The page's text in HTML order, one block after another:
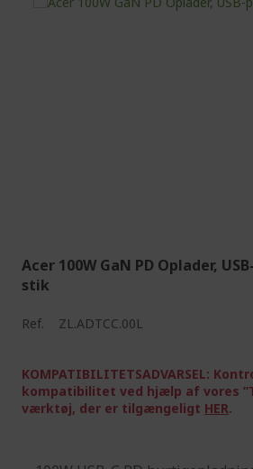
Acer 100W GaN PD Oplader,
stik
Ref. ZL.ADTCC.00L
KOMPATIBILITETSADVARSEL:
kompatibilitet ved hjælp af vores
værktøj, der er tilgængeligt HER.